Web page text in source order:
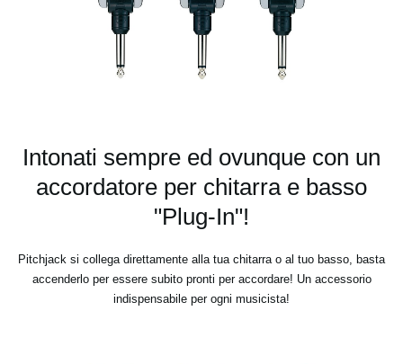
Intonati sempre ed ovunque con un
accordatore per chitarra e basso
"Plug-In"!
Pitchjack si collega direttamente alla tua chitarra o al tuo basso, basta
accenderlo per essere subito pronti per accordare! Un accessorio
indispensabile per ogni musicista!